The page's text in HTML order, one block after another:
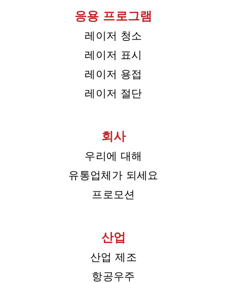
응용 프로그램
레이저 청소
레이저 표시
레이저 용접
레이저 절단
회사
우리에 대해
유통업체가 되세요
프로모션
산업
산업 제조
항공우주